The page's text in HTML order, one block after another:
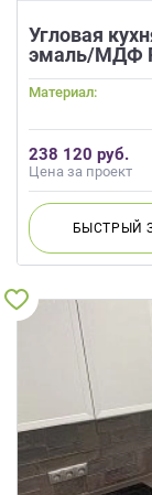
Угловая
эмаль/МДФ
Материал:
238 120 руб.
Цена за проект
БЫСТРЫЙ